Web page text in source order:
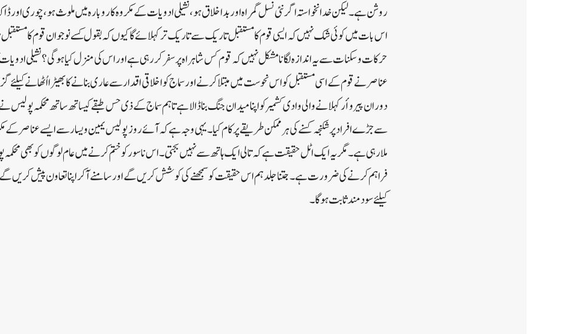
روشن ہے ۔ لیکن خدانخواستہ اگر نئی نسل گمراہ اور بداخلاق ہو، نشیلی ادویات کے مکروہ کاروبارہ میں ملوث ہو، چوری اور
اس بات میں کوئی شک نہیں کہ ایسی قوم کا مستقبل تاریک سے تاریک تر کہلائے گا کیوں کہ بقول کسے نوجوان قوم کا
حرکات و سکنات سے یہ اندازہ لگانا مشکل نہیں کہ قوم کس شاہراہ پر سفر کررہی ہے اور اس کی منزل کیا ہوگی؟نشیلی
عناصر نے قوم کے اسی مستقبل کو اس نحوست میں مبتلا کرنے اور سماج کو اخلاقی اقدار سے عاری بنانے کا بھیڑا اُٹھانے
دوران پیر وأر کہلانے والی وادی کشمیر کو اپنا میدان جنگ بنا ڈالا ہے تاہم سماج کے ذی حس طبقے کیساتھ ساتھ محکمہ
سے جڑے افراد پر شکنجہ کسنے کی ہر ممکن طریقے پر کام کیا۔ یہی وجہ ہے کہ آئے روز پولیس یمین و یسار سے ایسے عناصر کے
ملارہی ہے۔ مگر یہ ایک اٹل حقیقت ہے کہ تالی ایک ہاتھ سے نہیں بجتی ۔ اس ناسور کو ختم کرنے میں عام لوگوں کو بھی محکمہ
فراہم کرنے کی ضرورت ہے۔ جتنا جلد ہم اس حقیقت کو سمجھنے کی کوشش کریں گے اور سامنے آکر اپنا تعاون پیش کریں گے
کیلئے سودمند ثابت ہوگا۔